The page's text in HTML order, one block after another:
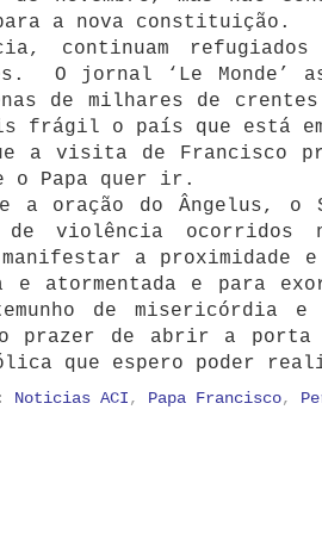
a nova constituição.
continuam
O jornal ‘Le Monde’
de milhares de
frágil o país que está
a visita de Francisco
o Papa quer ir.
a oração do Ângelus, o
de violência ocorridos
a proximidade
e atormentada e para
de misericórdia
o prazer de abrir a porta
que espero poder
Noticias ACI, Papa Francisco,